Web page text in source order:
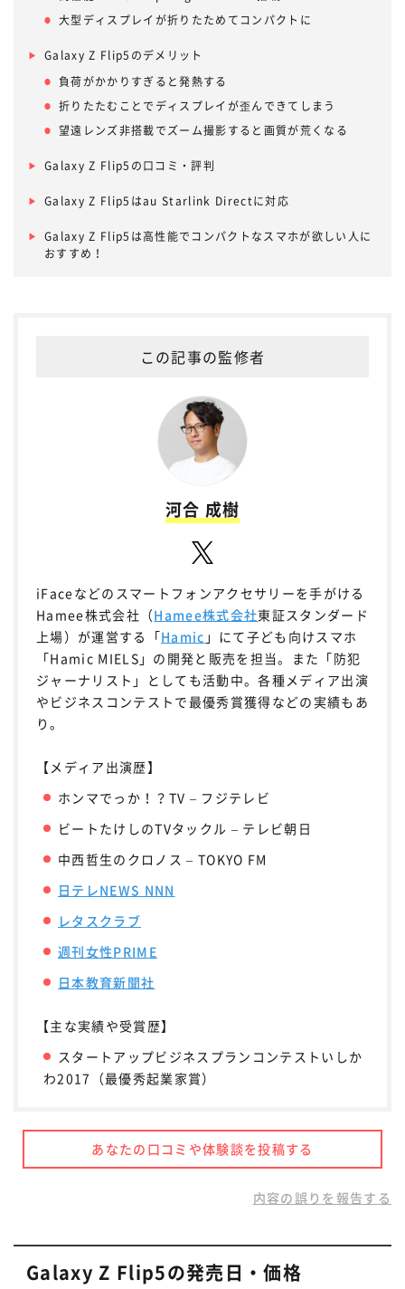
大型ディスプレイが折りたためてコンパクトに
Galaxy Z Flip5のデメリット
負荷がかかりすぎると発熱する
折りたたむことでディスプレイが歪んできてしまう
望遠レンズ非搭載でズーム撮影すると画質が荒くなる
Galaxy Z Flip5の口コミ・評判
Galaxy Z Flip5はau Starlink Directに対応
Galaxy Z Flip5は高性能でコンパクトなスマホが欲しい人に
おすすめ！
この記事の監修者
河合 成樹
iFaceなどのスマートフォンアクセサリーを手がける
Hamee株式会社（Hamee株式会社東証スタンダード
上場）が運営する「Hamic 」にて子ども向けスマホ
「Hamic MIELS」の開発と販売を担当。また「防犯
ジャーナリスト」としても活動中。各種メディア出演
やビジネスコンテストで最優秀賞獲得などの実績もあ
り。
【メディア出演歴】
ホンマでっか！？TV – フジテレビ
ビートたけしのTVタックル – テレビ朝日
中西哲生のクロノス – TOKYO FM
日テレNEWS NNN
レタスクラブ
週刊女性PRIME
日本教育新聞社
【主な実績や受賞歴】
スタートアップビジネスプランコンテストいしか
わ2017（最優秀起業家賞）
あなたの口コミや体験談を投稿する
内容の誤りを報告する
Galaxy Z Flip5の発売日・価格